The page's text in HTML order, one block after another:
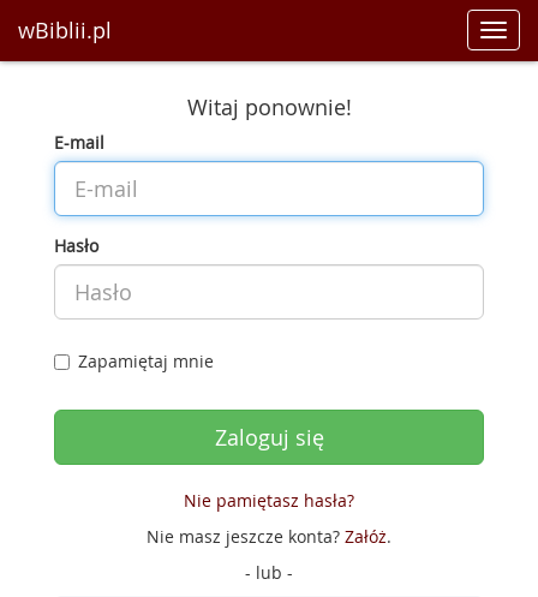
wBiblii.pl
Witaj ponownie!
E-mail
Hasło
Zapamiętaj mnie
Nie pamiętasz hasła?
Nie masz jeszcze konta? Załóż.
- lub -